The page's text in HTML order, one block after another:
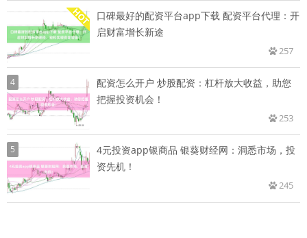
口碑最好的配资平台app下载 配资平台代理：开
启财富增长新途
257
4
配资怎么开户 炒股配资：杠杆放大收益，助您
把握投资机会！
253
5
4元投资app银商品 银葵财经网：洞悉市场，投
资先机！
245